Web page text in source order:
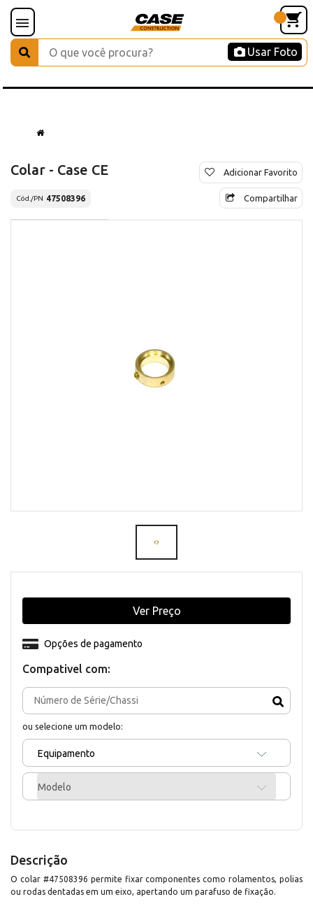
Usar Foto
Colar - Case CE
Cód./PN 47508396
Adicionar Favorito
Compartilhar
Compativel com:
ou selecione um modelo:
Equipamento
Modelo
Opções de pagamento
Ver Preço
Descrição
O colar #47508396 permite fixar componentes como rolamentos, polias
ou rodas dentadas em um eixo, apertando um parafuso de fixação.